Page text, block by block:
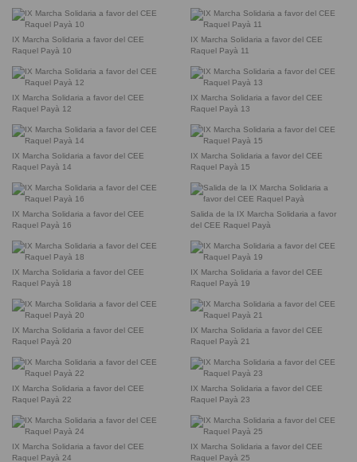
IX Marcha Solidaria a favor del CEE
Raquel Payà 10
IX Marcha Solidaria a favor del CEE
Raquel Payà 11
IX Marcha Solidaria a favor del CEE
Raquel Payà 12
IX Marcha Solidaria a favor del CEE
Raquel Payà 13
IX Marcha Solidaria a favor del CEE
Raquel Payà 14
IX Marcha Solidaria a favor del CEE
Raquel Payà 15
IX Marcha Solidaria a favor del CEE
Raquel Payà 16
Salida de la IX Marcha Solidaria a favor
del CEE Raquel Payà
IX Marcha Solidaria a favor del CEE
Raquel Payà 18
IX Marcha Solidaria a favor del CEE
Raquel Payà 19
IX Marcha Solidaria a favor del CEE
Raquel Payà 20
IX Marcha Solidaria a favor del CEE
Raquel Payà 21
IX Marcha Solidaria a favor del CEE
Raquel Payà 22
IX Marcha Solidaria a favor del CEE
Raquel Payà 23
IX Marcha Solidaria a favor del CEE
Raquel Payà 24
IX Marcha Solidaria a favor del CEE
Raquel Payà 25